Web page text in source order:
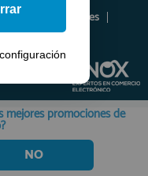
Política de Cookies
Opiniones
mejores promociones de
NO